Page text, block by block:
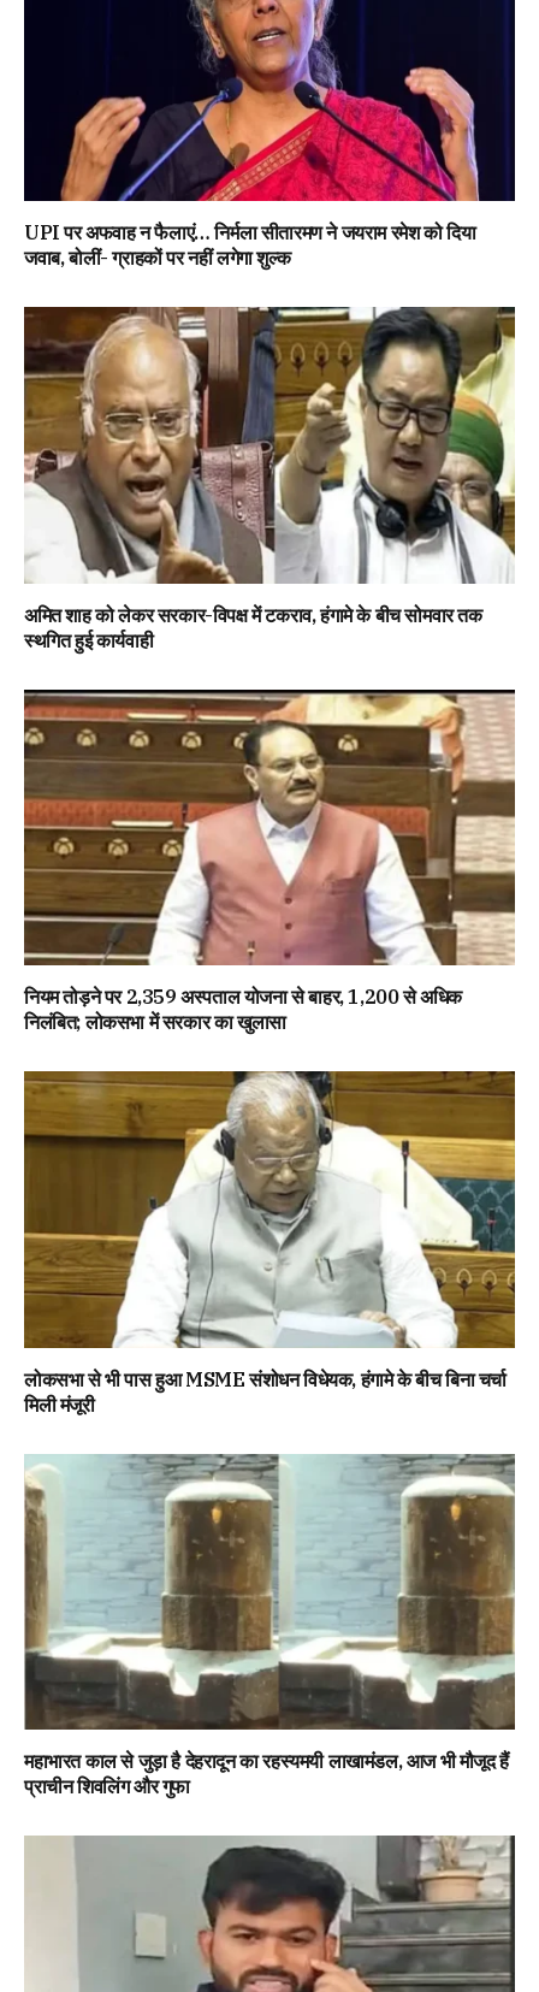
UPI पर अफवाह न फैलाएं… निर्मला सीतारमण ने जयराम रमेश को दिया
जवाब, बोलीं- ग्राहकों पर नहीं लगेगा शुल्क
अमित शाह को लेकर सरकार-विपक्ष में टकराव, हंगामे के बीच सोमवार तक
स्थगित हुई कार्यवाही
नियम तोड़ने पर 2,359 अस्पताल योजना से बाहर, 1,200 से अधिक
निलंबित; लोकसभा में सरकार का खुलासा
लोकसभा से भी पास हुआ MSME संशोधन विधेयक, हंगामे के बीच बिना चर्चा
मिली मंजूरी
महाभारत काल से जुड़ा है देहरादून का रहस्यमयी लाखामंडल, आज भी मौजूद हैं
प्राचीन शिवलिंग और गुफा